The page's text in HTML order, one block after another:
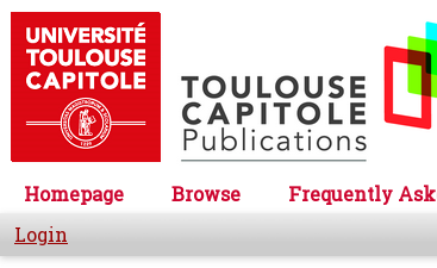
Homepage Browse Frequently
Login